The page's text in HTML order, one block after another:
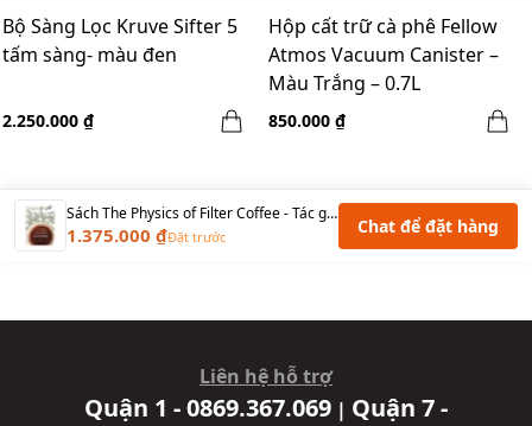
Bộ Sàng Lọc Kruve Sifter 5
tấm sàng- màu đen
2.250.000 ₫
Hộp cất trữ cà phê Fellow
Atmos Vacuum Canister –
Màu Trắng – 0.7L
850.000 ₫
Sách The Physics of Filter Coffee - Tác giả Jonathan Gagne
1.375.000 ₫Đặt trước Chat để đặt hàng
Liên hệ hỗ trợ
Quận 1 - 0869.367.069 | Quận 7 -